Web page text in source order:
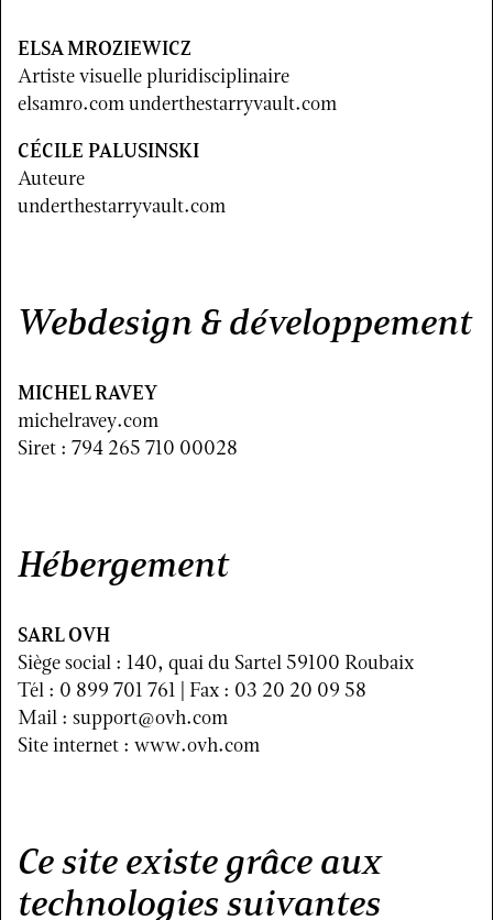
ELSA MROZIEWICZ
Artiste visuelle pluridisciplinaire
elsamro.comunderthestarryvault.com
CÉCILE PALUSINSKI
Auteure
underthestarryvault.com
Webdesign & développement
MICHEL RAVEY
michelravey.com
Siret : 794 265 710 00028
Hébergement
SARL OVH
Siège social : 140, quai du Sartel 59100 Roubaix
Tél : 0 899 701 761 | Fax : 03 20 20 09 58
Mail : support@ovh.com
Site internet : www.ovh.com
Ce site existe grâce aux
technologies suivantes